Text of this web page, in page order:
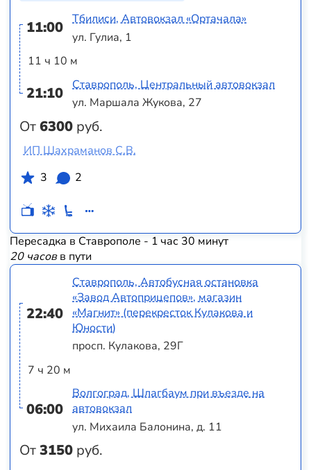
11:00
11 ч 10 м
21:10
От6300 руб.
Тбилиси, Автовокзал «Ортачала»
ул. Гулиа, 1
Ставрополь, Центральный автовокзал
ул. Маршала Жукова, 27
ИП Шахраманов С.В.
3
2
Пересадка в Ставрополе - 1 час 30 минут
20 часовв пути
22:40
7 ч 20 м
06:00
От3150 руб.
Ставрополь, Автобусная остановка
«Завод Автоприцепов», магазин
«Магнит» (перекресток Кулакова и
Юности)
просп. Кулакова, 29Г
Волгоград, Шлагбаум при въезде на
автовокзал
ул. Михаила Балонина, д. 11